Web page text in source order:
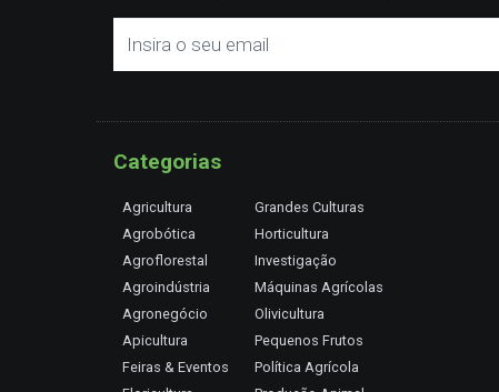
Categorias
Agricultura
Agrobótica
Agroflorestal
Agroindústria
Agronegócio
Apicultura
Feiras & Eventos
Grandes Culturas
Horticultura
Investigação
Máquinas Agrícolas
Olivicultura
Pequenos Frutos
Política Agrícola